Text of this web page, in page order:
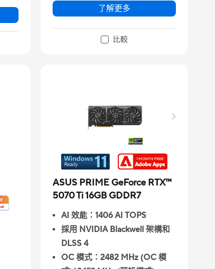
了解更多
比較
ASUS PRIME GeForce RTX™
5070 Ti 16GB GDDR7
AI 效能：1406 AI TOPS
採用 NVIDIA Blackwell 架構和
DLSS 4
OC 模式：2482 MHz (OC 模